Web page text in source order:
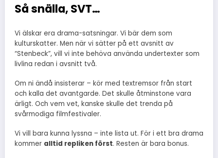
Så snälla, SVT…
Vi älskar era drama-satsningar. Vi bär dem som
kulturskatter. Men när vi sätter på ett avsnitt av
“Stenbeck”, vill vi inte behöva använda undertexter som
livlina redan i avsnitt två.
Om ni ändå insisterar – kör med textremsor från start
och kalla det avantgarde. Det skulle åtminstone vara
ärligt. Och vem vet, kanske skulle det trenda på
svårmodiga filmfestivaler.
Vi vill bara kunna lyssna – inte lista ut. För i ett bra drama
kommer alltid repliken först. Resten är bara bonus.